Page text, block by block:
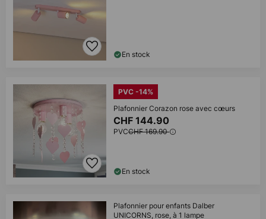
En stock
PVC -14%
Plafonnier Corazon rose avec cœurs
CHF 144.90
PVCCHF 169.90
En stock
Plafonnier pour enfants Dalber
UNICORNS, rose, à 1 lampe